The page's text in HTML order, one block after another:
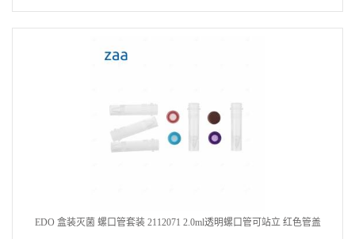
EDO 盒装灭菌 螺口管套装 2112071 2.0ml透明螺口管可站立 红色管盖